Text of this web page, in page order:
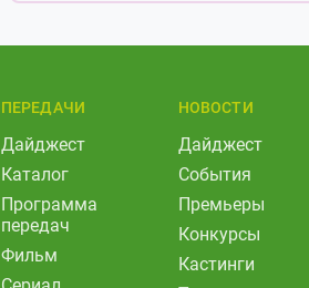
ПЕРЕДАЧИ
Дайджест
Каталог
Программа
передач
Фильм
НОВОСТИ
Дайджест
События
Премьеры
Конкурсы
Кастинги